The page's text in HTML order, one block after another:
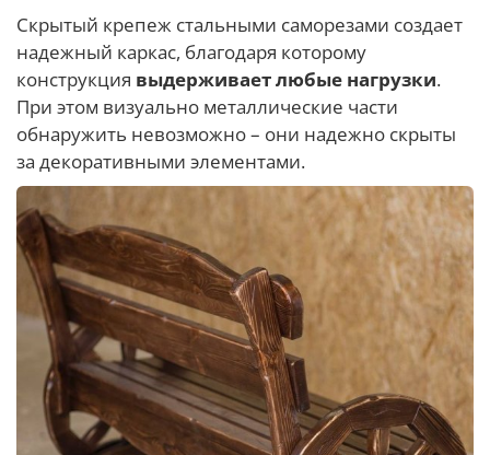
Скрытый крепеж стальными саморезами создает
надежный каркас, благодаря которому
конструкция выдерживает любые нагрузки.
При этом визуально металлические части
обнаружить невозможно – они надежно скрыты
за декоративными элементами.